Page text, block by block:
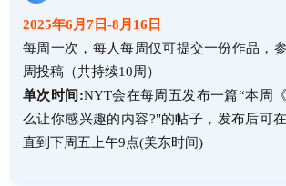
2025年6月7日-8月16日
每周一次，每人每周仅可提交一份作品，
周投稿（共持续10周）
单次时间:NYT会在每周五发布一篇“本周
么让你感兴趣的内容?"的帖子，发布后可
直到下周五上午9点(美东时间)